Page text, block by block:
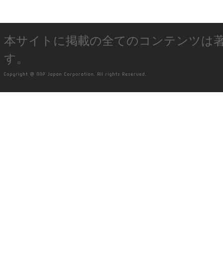
本サイトに掲載の全てのコンテンツは
す。